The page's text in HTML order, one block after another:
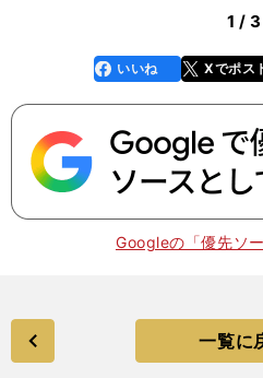
1 / 3
faceboo
k
いいね Xでポス
Googleの「優先ソ
一覧に